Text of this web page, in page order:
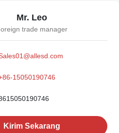
Mr. Leo
trade manager
15050190746
Kirim Sekarang